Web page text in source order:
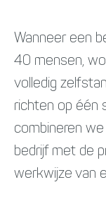
Wanneer een
40 mensen,
volledig
richten op één
combineren
bedrijf met de
werkwijze van